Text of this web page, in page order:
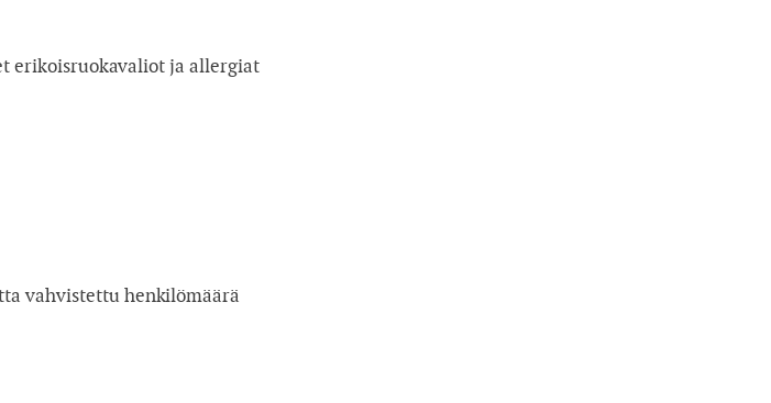
erikoisruokavaliot ja allergiat
vahvistettu henkilömäärä